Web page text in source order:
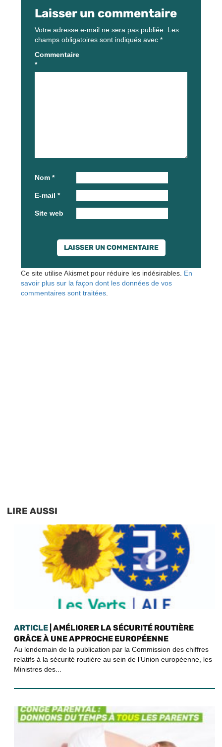
Laisser un commentaire
Votre adresse e-mail ne sera pas publiée. Les
champs obligatoires sont indiqués avec *
Commentaire
*
Nom *
E-mail *
Site web
Ce site utilise Akismet pour réduire les indésirables. En
savoir plus sur la façon dont les données de vos
commentaires sont traitées
LIRE AUSSI
ARTICLE | AMÉLIORER LA SÉCURITÉ ROUTIÈRE
GRÂCE À UNE APPROCHE EUROPÉENNE
Au lendemain de la publication par la Commission des chiffres
relatifs à la sécurité routière au sein de l’Union européenne, les
Ministres des...